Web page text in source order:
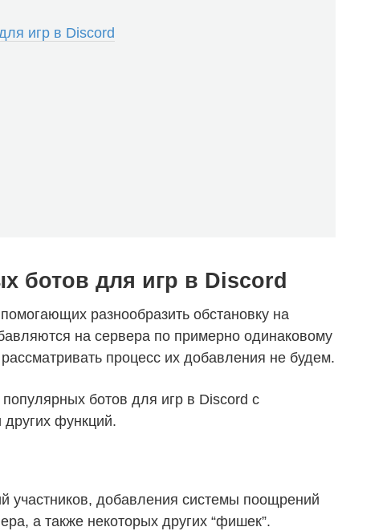
игр в Discord
ботов для игр в Discord
разнообразить обстановку на
на сервера по примерно одинаковому
процесс их добавления не будем.
ботов для игр в Discord с
функций.
участников, добавления системы поощрений
а также некоторых других “фишек”.